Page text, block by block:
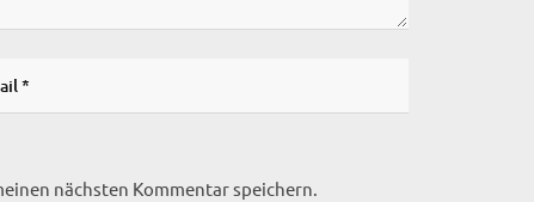
nächsten Kommentar speichern.